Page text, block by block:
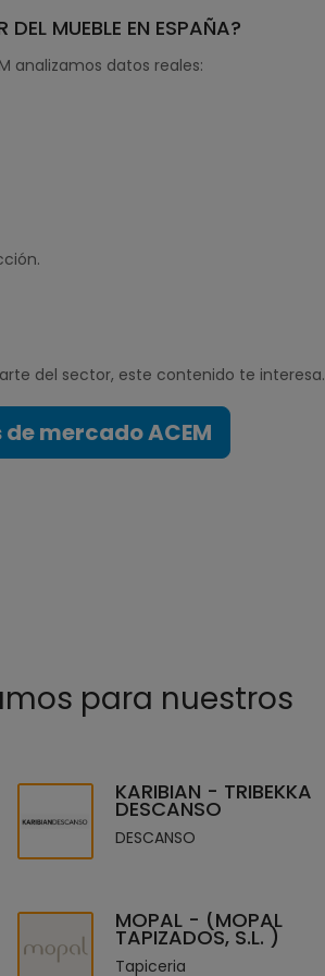
MUEBLE EN ESPAÑA?
analizamos datos reales:
del sector, este contenido te interesa.
mercado ACEM
para nuestros
KARIBIAN - TRIBEKKA
DESCANSO
DESCANSO
MOPAL - (MOPAL
TAPIZADOS, S.L. )
Tapiceria